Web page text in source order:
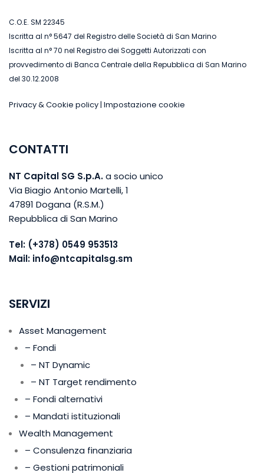
C.O.E. SM 22345
Iscritta al n° 5647 del Registro delle Società di San Marino
Iscritta al n° 70 nel Registro dei Soggetti Autorizzati con
provvedimento di Banca Centrale della Repubblica di San Marino
del 30.12.2008
Privacy & Cookie policy| Impostazione cookie
CONTATTI
NT Capital SG S.p.A.a socio unico
Via Biagio Antonio Martelli, 1
47891 Dogana (R.S.M.)
Repubblica di San Marino
Tel: (+378) 0549 953513
Mail: info@ntcapitalsg.sm
SERVIZI
Asset Management
– Fondi
– NT Dynamic
– NT Target rendimento
– Fondi alternativi
– Mandati istituzionali
Wealth Management
– Consulenza finanziaria
– Gestioni patrimoniali